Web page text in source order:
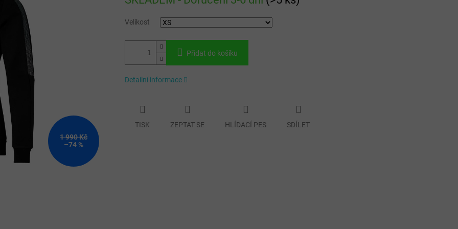
1 990 Kč
–74 %
Velikost
Přidat do košíku
Detailní informace
TISK ZEPTAT SE HLÍDACÍ PES SDÍLET